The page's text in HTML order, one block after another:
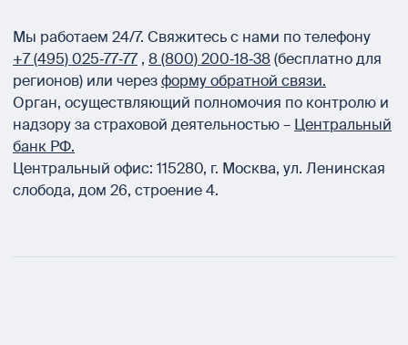
Мы работаем 24/7. Свяжитесь с нами по телефону
+7 (495) 025‑77‑77 , 8 (800) 200‑18‑38(бесплатно для
регионов) или черезформу обратной связи.
Орган, осуществляющий полномочия по контролю и
надзору за страховой деятельностью – Центральный
банк РФ.
Центральный офис: 115280, г. Москва, ул. Ленинская
слобода, дом 26, строение 4.